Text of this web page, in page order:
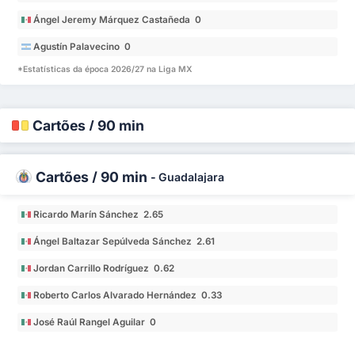
Ángel Jeremy Márquez Castañeda 0
Agustín Palavecino 0
*Estatísticas da época 2026/27 na Liga MX
Cartões / 90 min
Cartões / 90 min - Guadalajara
Ricardo Marín Sánchez 2.65
Ángel Baltazar Sepúlveda Sánchez 2.61
Jordan Carrillo Rodríguez 0.62
Roberto Carlos Alvarado Hernández 0.33
José Raúl Rangel Aguilar 0